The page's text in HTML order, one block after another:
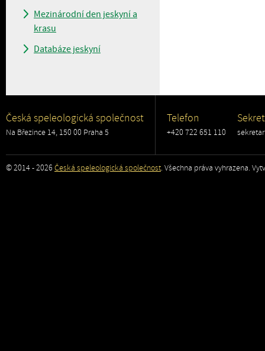
Mezinárodní den jeskyní a
krasu
Databáze jeskyní
Česká speleologická společnost
Na Březince 14, 150 00 Praha 5
Telefon
+420 722 651 110
© 2014 - 2026 Česká speleologická společnost. Všechna práva vyhrazena.